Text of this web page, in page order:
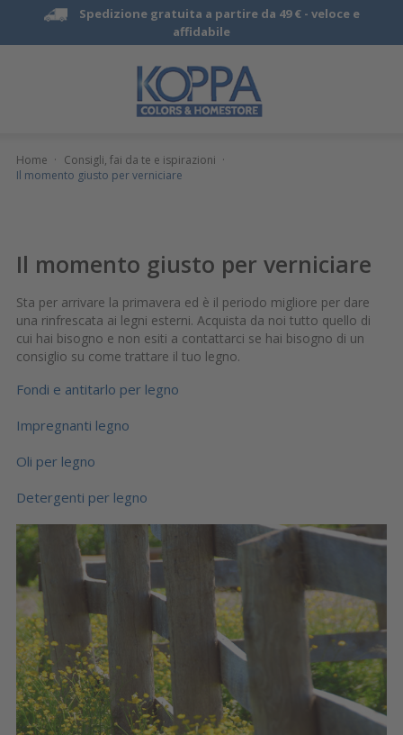
Spedizione gratuita a partire da 49 € - veloce e
affidabile
Home · Consigli, fai da te e ispirazioni ·
Il momento giusto per verniciare
Il momento giusto per verniciare
Sta per arrivare la primavera ed è il periodo migliore per dare
una rinfrescata ai legni esterni. Acquista da noi tutto quello di
cui hai bisogno e non esiti a contattarci se hai bisogno di un
consiglio su come trattare il tuo legno.
Fondi e antitarlo per legno
Impregnanti legno
Oli per legno
Detergenti per legno